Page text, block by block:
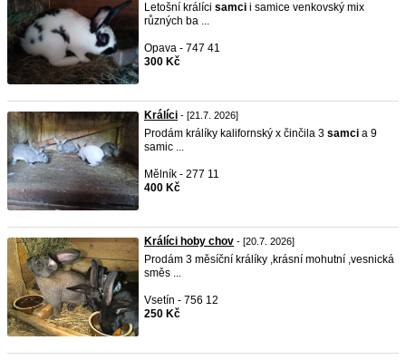
Letošní králíci samci i samice venkovský mix
různých ba ...
Opava - 747 41
300 Kč
Králíci - [21.7. 2026]
Prodám králíky kalifornský x činčila 3 samci a 9
samic ...
Mělník - 277 11
400 Kč
Králíci hoby chov - [20.7. 2026]
Prodám 3 měsíční králíky ,krásní mohutní ,vesnická
směs ...
Vsetín - 756 12
250 Kč